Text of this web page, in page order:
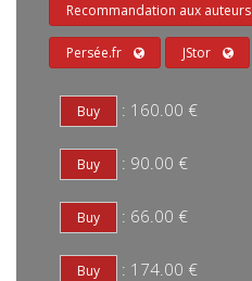
Recommandation aux auteurs
Persée.fr JStor
: 160.00 €
: 90.00 €
: 66.00 €
: 174.00 €